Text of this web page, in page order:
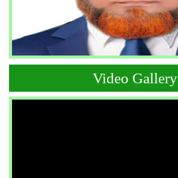
Video Gallery